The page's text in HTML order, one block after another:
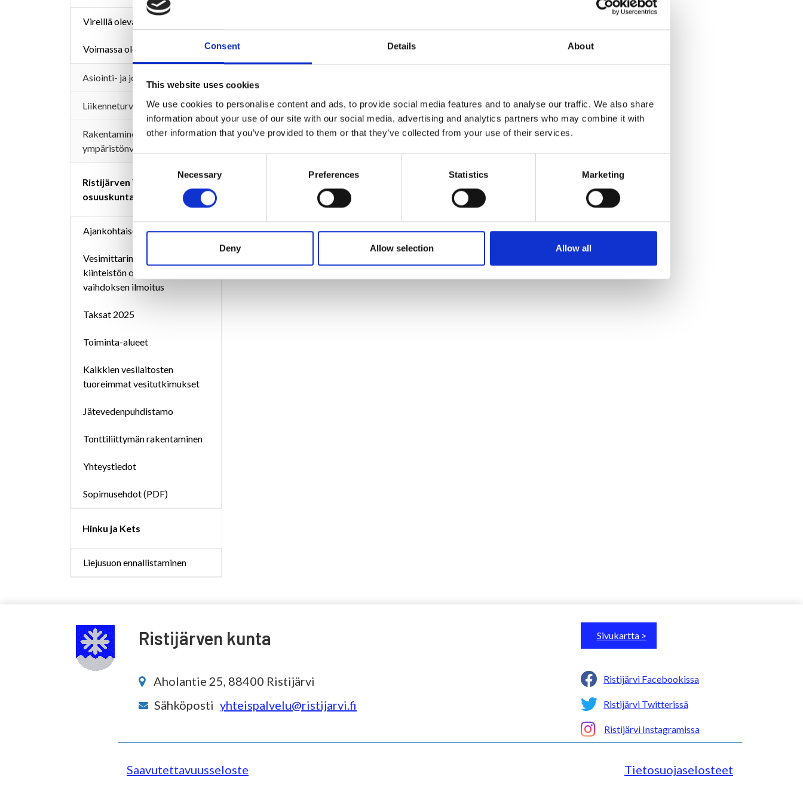
Consent Details About
This website uses cookies
We use cookies to personalise content and ads, to provide social media features and to analyse our traffic. We also share
information about your use of our site with our social media, advertising and analytics partners who may combine it with
other information that you’ve provided to them or that they’ve collected from your use of their services.
Necessary Preferences Statistics Marketing
Deny Allow selection Allow all
Vireillä olevat kaavat
Voimassa olevat kaavat
Asiointi- ja joukkoliikenne
Liikenneturvallisuustyö
Rakentaminen ja
ympäristönvalvonta
Ristijärven Vesihuolto-
osuuskunta
Ajankohtaiset tiedotteet
Vesimittarin lukeman- ja
kiinteistön omistajan
vaihdoksen ilmoitus
Taksat 2025
Toiminta-alueet
Kaikkien vesilaitosten
tuoreimmat vesitutkimukset
Jätevedenpuhdistamo
Tonttiliittymän rakentaminen
Yhteystiedot
Sopimusehdot (PDF)
Hinku ja Kets
Liejusuon ennallistaminen
Ristijärven kunta
Aholantie 25, 88400 Ristijärvi
Sähköposti yhteispalvelu@ristijarvi.fi
Sivukartta >
Ristijärvi Facebookissa
Ristijärvi Twitterissä
Ristijärvi Instagramissa
Saavutettavuusseloste Tietosuojaselosteet